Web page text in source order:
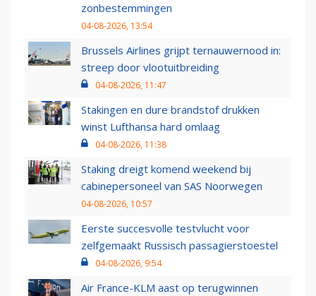
zonbestemmingen
04-08-2026, 13:54
Brussels Airlines grijpt ternauwernood in:
streep door vlootuitbreiding
04-08-2026, 11:47
Stakingen en dure brandstof drukken
winst Lufthansa hard omlaag
04-08-2026, 11:38
Staking dreigt komend weekend bij
cabinepersoneel van SAS Noorwegen
04-08-2026, 10:57
Eerste succesvolle testvlucht voor
zelfgemaakt Russisch passagierstoestel
04-08-2026, 9:54
Air France-KLM aast op terugwinnen